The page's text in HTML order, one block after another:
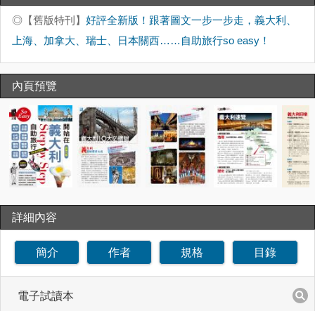
◎【舊版特刊】 好評全新版！跟著圖文一步一步走，義大利、
上海、加拿大、瑞士、日本關西……自助旅行so easy！
內頁預覽
詳細內容
簡介 作者 規格 目錄
電子試讀本